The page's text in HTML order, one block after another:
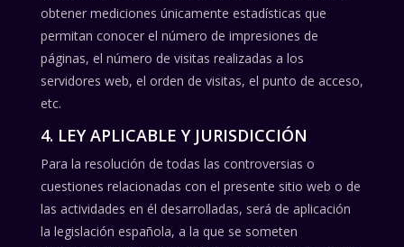
obtener mediciones únicamente estadísticas que
permitan conocer el número de impresiones de
páginas, el número de visitas realizadas a los
servidores web, el orden de visitas, el punto de acceso,
etc.
4. LEY APLICABLE Y JURISDICCIÓN
Para la resolución de todas las controversias o
cuestiones relacionadas con el presente sitio web o de
las actividades en él desarrolladas, será de aplicación
la legislación española, a la que se someten